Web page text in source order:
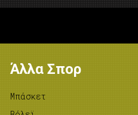
Άλλα Σπορ
Μπάσκετ